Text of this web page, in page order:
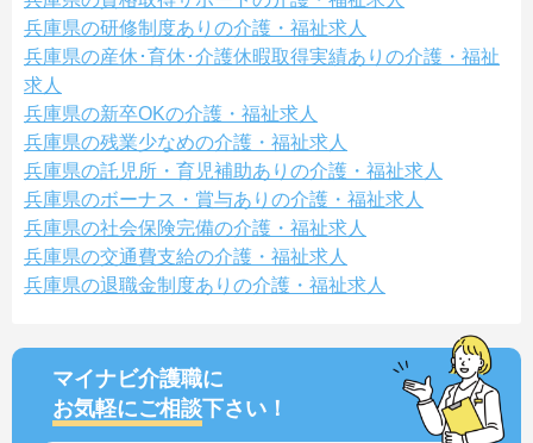
兵庫県の研修制度ありの介護・福祉求人
兵庫県の産休･育休･介護休暇取得実績ありの介護・福祉
求人
兵庫県の新卒OKの介護・福祉求人
兵庫県の残業少なめの介護・福祉求人
兵庫県の託児所・育児補助ありの介護・福祉求人
兵庫県のボーナス・賞与ありの介護・福祉求人
兵庫県の社会保険完備の介護・福祉求人
兵庫県の交通費支給の介護・福祉求人
兵庫県の退職金制度ありの介護・福祉求人
マイナビ介護職に
お気軽にご相談下さい！